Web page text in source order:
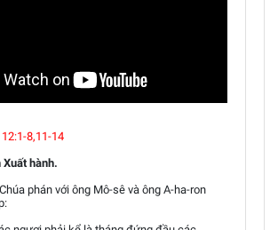
8,11-14
hành.
phán với ông Mô-sê và ông A-ha-ron